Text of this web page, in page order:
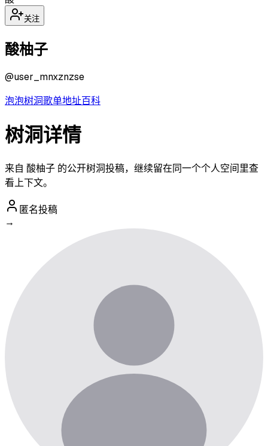
关注
酸柚子
@user_mnxznzse
泡泡树洞歌单地址百科
树洞详情
来自 酸柚子 的公开树洞投稿，继续留在同一个个人空间里查
看上下文。
匿名投稿
→